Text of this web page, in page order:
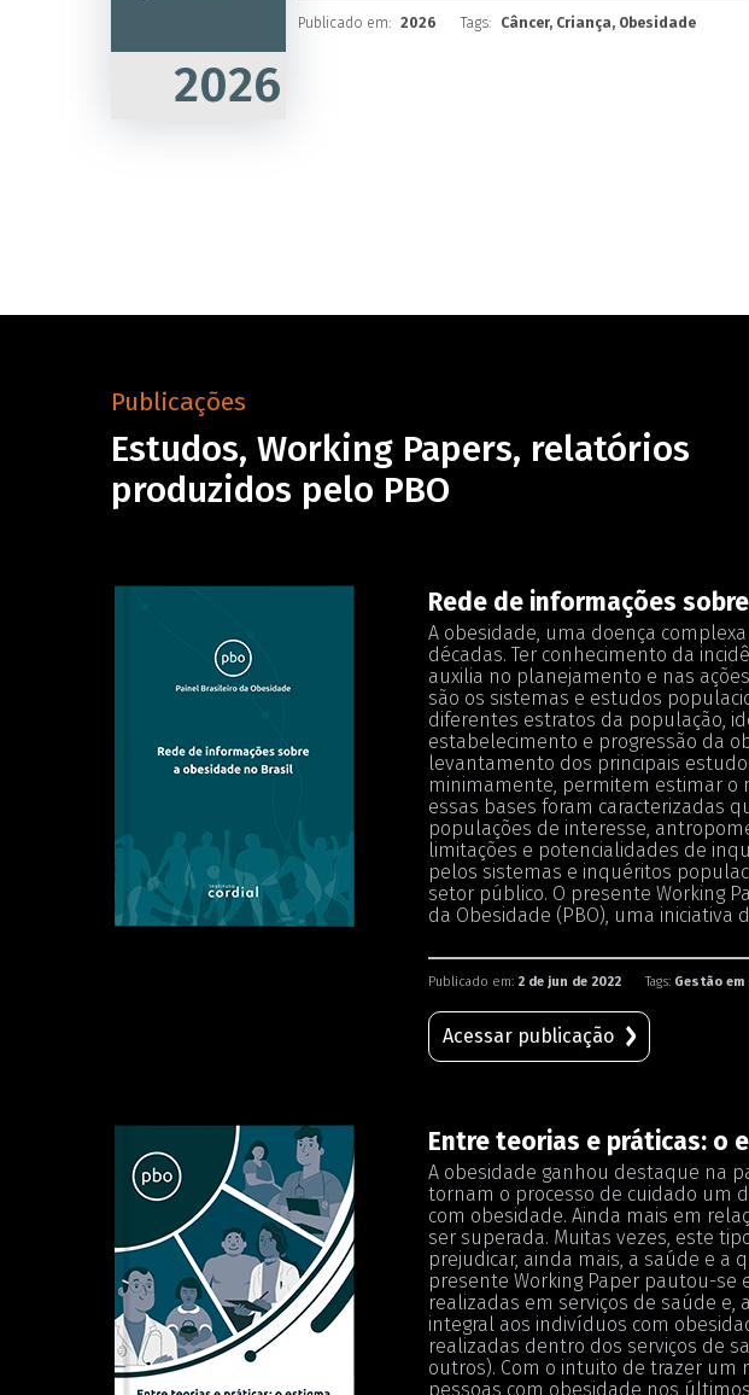
2026
Publicado em: 2026 Tags: Câncer, Criança, Obesidade
Publicações
Estudos, Working Papers, relatórios
produzidos pelo PBO
Rede de informações
A obesidade, uma doença
décadas. Ter conhecimento da
auxilia no planejamento e nas
são os sistemas e estudos
diferentes estratos da população,
estabelecimento e progressão da
levantamento dos principais
minimamente, permitem estimar o
essas bases foram caracterizadas
populações de interesse,
limitações e potencialidades de
pelos sistemas e inquéritos
setor público. O presente Working
da Obesidade (PBO), uma iniciativa
Publicado em: 2 de jun de 2022 Tags: Gestão em
Acessar publicação
Entre teorias e práticas: o
A obesidade ganhou destaque na
tornam o processo de cuidado um
com obesidade. Ainda mais em
ser superada. Muitas vezes, este
prejudicar, ainda mais, a saúde e a
presente Working Paper pautou-
realizadas em serviços de saúde
integral aos indivíduos com
realizadas dentro dos serviços de
outros). Com o intuito de trazer um
pessoas com obesidade nos